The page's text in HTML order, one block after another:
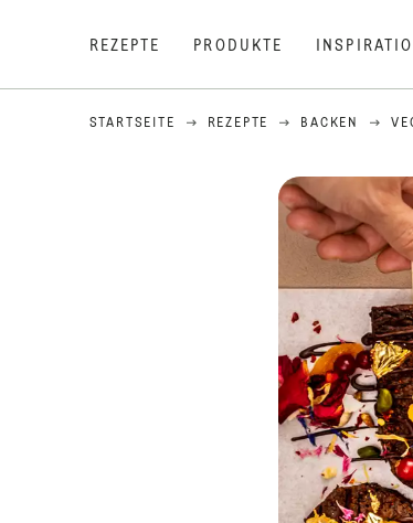
REZEPTE PRODUKTE
STARTSEITE REZEPTE BACKEN